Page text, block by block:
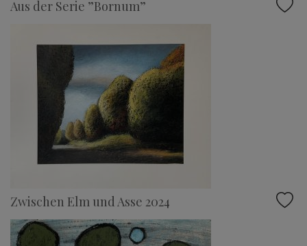
Aus der Serie ”Bornum”
Zwischen Elm und Asse 2024